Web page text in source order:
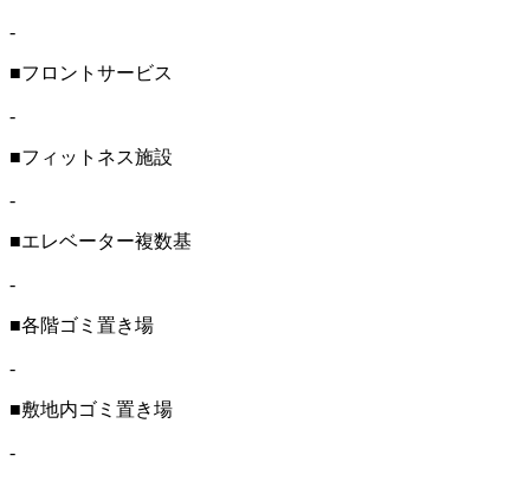
-
■フロントサービス
-
■フィットネス施設
-
■エレベーター複数基
-
■各階ゴミ置き場
-
■敷地内ゴミ置き場
-